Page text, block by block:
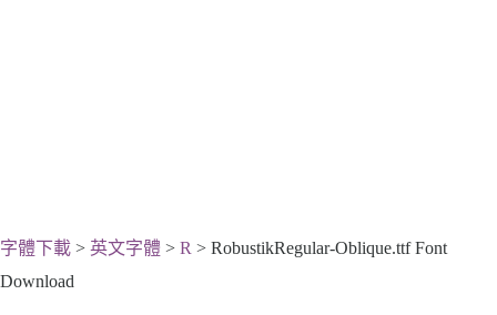
字體下載 > 英文字體 > R > RobustikRegular-Oblique.ttf Font
Download